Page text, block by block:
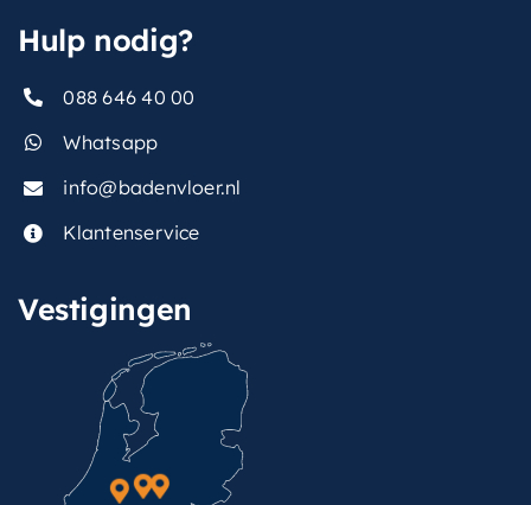
Hulp nodig?
088 646 40 00
Whatsapp
info@badenvloer.nl
Klantenservice
Vestigingen